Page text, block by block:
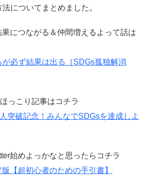
についてまとめました。
につながる＆仲間増えるよって話は
必ず結果は出る［SDGs孤独解消
っこり記事はコチラ
突破記念！みんなでSDGsを達成しよ
始めよっかなと思ったらコチラ
【超初心者のための手引書】